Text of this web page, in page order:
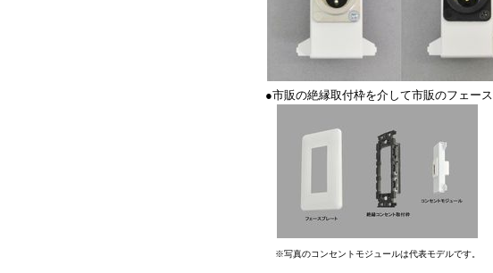
●市販の絶縁取付枠を介して市販のフェー
※写真のコンセントモジュールは代表モデルです。